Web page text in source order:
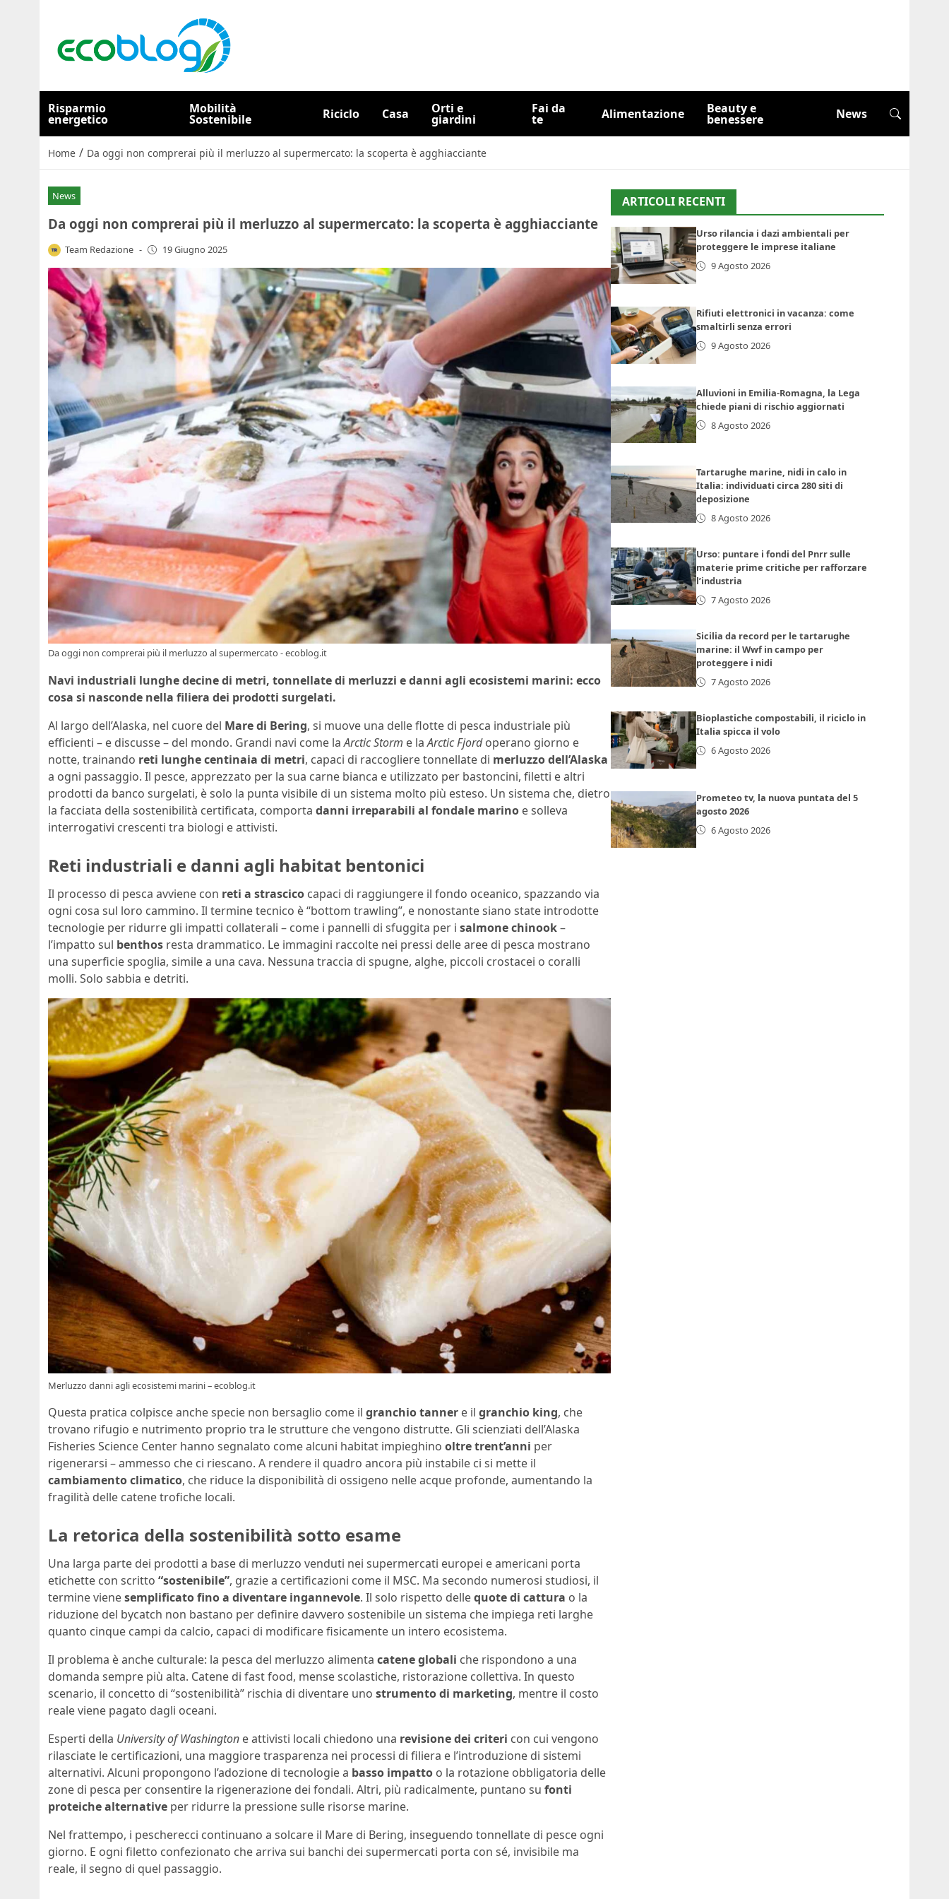
Risparmio
energetico
Mobilità
Sostenibile Riciclo Casa Orti e
giardini
Fai da
te Alimentazione Beauty e
benessere News
Home / Da oggi non comprerai più il merluzzo al supermercato: la scoperta è agghiacciante
News
Da oggi non comprerai più il merluzzo al supermercato: la scoperta è agghiacciante
Team Redazione - 19 Giugno 2025
Da oggi non comprerai più il merluzzo al supermercato - ecoblog.it
Navi industriali lunghe decine di metri, tonnellate di merluzzi e danni agli ecosistemi marini: ecco
cosa si nasconde nella filiera dei prodotti surgelati.
Al largo dell’Alaska, nel cuore del Mare di Bering, si muove una delle flotte di pesca industriale più
efficienti – e discusse – del mondo. Grandi navi come laArctic Storm e laArctic Fjordoperano giorno e
notte, trainando reti lunghe centinaia di metri, capaci di raccogliere tonnellate di merluzzo dell’Alaska
a ogni passaggio. Il pesce, apprezzato per la sua carne bianca e utilizzato per bastoncini, filetti e altri
prodotti da banco surgelati, è solo la punta visibile di un sistema molto più esteso. Un sistema che, dietro
la facciata della sostenibilità certificata, comporta danni irreparabili al fondale marino e solleva
interrogativi crescenti tra biologi e attivisti.
Reti industriali e danni agli habitat bentonici
Il processo di pesca avviene con reti a strascico capaci di raggiungere il fondo oceanico, spazzando via
ogni cosa sul loro cammino. Il termine tecnico è “bottom trawling”, e nonostante siano state introdotte
tecnologie per ridurre gli impatti collaterali – come i pannelli di sfuggita per i salmone chinook–
l’impatto sul benthos resta drammatico. Le immagini raccolte nei pressi delle aree di pesca mostrano
una superficie spoglia, simile a una cava. Nessuna traccia di spugne, alghe, piccoli crostacei o coralli
molli. Solo sabbia e detriti.
Merluzzo danni agli ecosistemi marini – ecoblog.it
Questa pratica colpisce anche specie non bersaglio come il granchio tanner e il granchio king, che
trovano rifugio e nutrimento proprio tra le strutture che vengono distrutte. Gli scienziati dell’Alaska
Fisheries Science Center hanno segnalato come alcuni habitat impieghino oltre trent’anni per
rigenerarsi – ammesso che ci riescano. A rendere il quadro ancora più instabile ci si mette il
cambiamento climatico, che riduce la disponibilità di ossigeno nelle acque profonde, aumentando la
fragilità delle catene trofiche locali.
La retorica della sostenibilità sotto esame
Una larga parte dei prodotti a base di merluzzo venduti nei supermercati europei e americani porta
etichette con scritto “sostenibile”, grazie a certificazioni come il MSC. Ma secondo numerosi studiosi, il
termine vienesemplificato fino a diventare ingannevole. Il solo rispetto dellequote di cattura o la
riduzione del bycatch non bastano per definire davvero sostenibile un sistema che impiega reti larghe
quanto cinque campi da calcio, capaci di modificare fisicamente un intero ecosistema.
Il problema è anche culturale: la pesca del merluzzo alimenta catene globali che rispondono a una
domanda sempre più alta. Catene di fast food, mense scolastiche, ristorazione collettiva. In questo
scenario, il concetto di “sostenibilità” rischia di diventare uno strumento di marketing, mentre il costo
reale viene pagato dagli oceani.
Esperti della University of Washington e attivisti locali chiedono una revisione dei criteri con cui vengono
rilasciate le certificazioni, una maggiore trasparenza nei processi di filiera e l’introduzione di sistemi
alternativi. Alcuni propongono l’adozione di tecnologie a basso impatto o la rotazione obbligatoria delle
zone di pesca per consentire la rigenerazione dei fondali. Altri, più radicalmente, puntano su fonti
proteiche alternative per ridurre la pressione sulle risorse marine.
Nel frattempo, i pescherecci continuano a solcare il Mare di Bering, inseguendo tonnellate di pesce ogni
giorno. E ogni filetto confezionato che arriva sui banchi dei supermercati porta con sé, invisibile ma
reale, il segno di quel passaggio.
ARTICOLI RECENTI
Urso rilancia i dazi ambientali per
proteggere le imprese italiane
9 Agosto 2026
Rifiuti elettronici in vacanza: come
smaltirli senza errori
9 Agosto 2026
Alluvioni in Emilia-Romagna, la Lega
chiede piani di rischio aggiornati
8 Agosto 2026
Tartarughe marine, nidi in calo in
Italia: individuati circa 280 siti di
deposizione
8 Agosto 2026
Urso: puntare i fondi del Pnrr sulle
materie prime critiche per rafforzare
l’industria
7 Agosto 2026
Sicilia da record per le tartarughe
marine: il Wwf in campo per
proteggere i nidi
7 Agosto 2026
Bioplastiche compostabili, il riciclo in
Italia spicca il volo
6 Agosto 2026
Prometeo tv, la nuova puntata del 5
agosto 2026
6 Agosto 2026